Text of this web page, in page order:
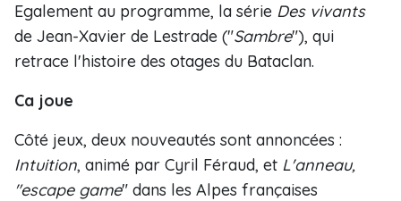
Egalement au programme, la série Des vivants
de Jean-Xavier de Lestrade ("Sambre"), qui
retrace l'histoire des otages du Bataclan.
Ca joue
Côté jeux, deux nouveautés sont annoncées :
Intuition, animé par Cyril Féraud, et L'anneau,
"escape game" dans les Alpes françaises